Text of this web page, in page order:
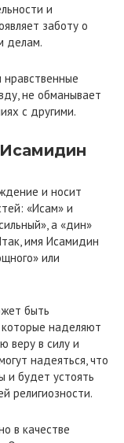
и
заботу о
делам.
не обманывает
с другими.
и носит
«Исам» и
а «дин»
имя Исамидин
или
быть
наделяют
веру в силу и
надеяться, что
и будет устоять
религиозности.
в качестве